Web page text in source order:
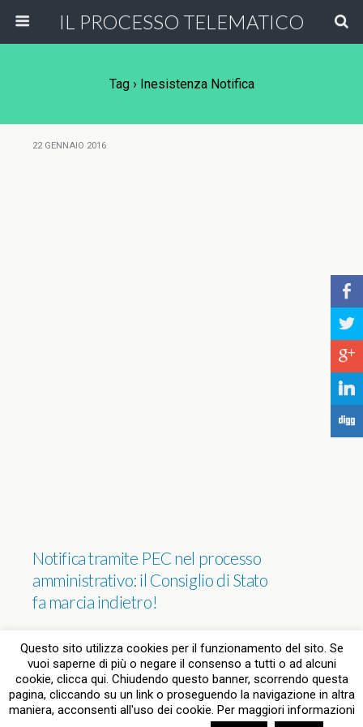
IL PROCESSO TELEMATICO
Tag › Inesistenza Notifica
22 GENNAIO 2016
Notifica tramite PEC nel processo
amministrativo: il Consiglio di Stato
fa marcia indietro!
Torna su
Questo sito utilizza cookies per il funzionamento del sito. Se
vuoi saperne di più o negare il consenso a tutti o ad alcuni
cookie, clicca qui. Chiudendo questo banner, scorrendo questa
pagina, cliccando su un link o proseguendo la navigazione in altra
maniera, acconsenti all'uso dei cookie. Per maggiori informazioni
b
a
c
j
F